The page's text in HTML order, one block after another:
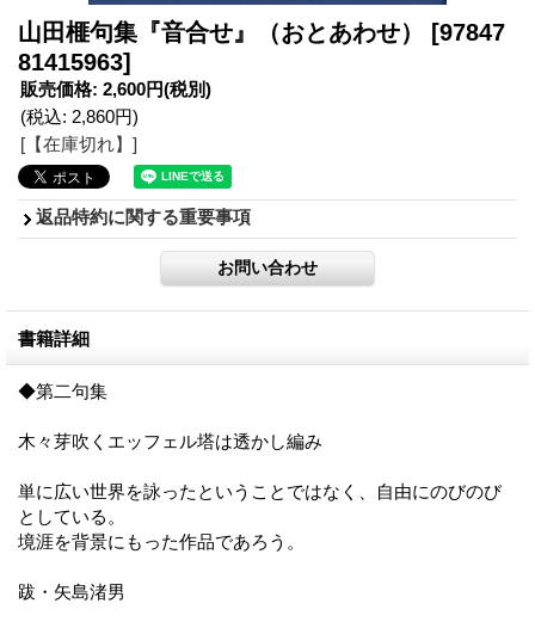
山田榧句集『音合せ』（おとあわせ）
[97847
81415963]
販売価格: 2,600円(税別)
(税込: 2,860円)
[【在庫切れ】]
返品特約に関する重要事項
書籍詳細
◆第二句集
木々芽吹くエッフェル塔は透かし編み
単に広い世界を詠ったということではなく、自由にのびのび
としている。
境涯を背景にもった作品であろう。
跋・矢島渚男